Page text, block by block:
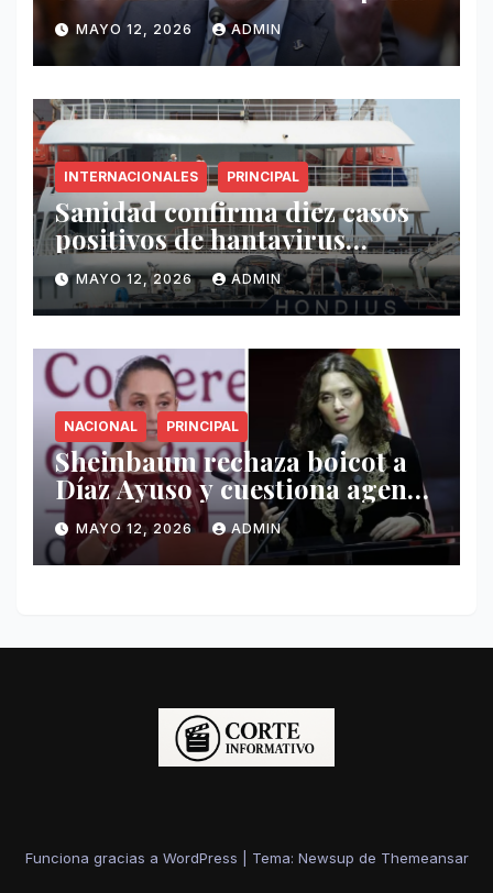
exige mayor operatividad
antidrogas
MAYO 12, 2026 ADMIN
INTERNACIONALES PRINCIPAL
Sanidad confirma diez casos
positivos de hantavirus
vinculados al crucero MV
Hondius
MAYO 12, 2026 ADMIN
NACIONAL PRINCIPAL
Sheinbaum rechaza boicot a
Díaz Ayuso y cuestiona agenda
de funcionaria española
MAYO 12, 2026 ADMIN
Funciona gracias a WordPress Tema: Newsup de Themeansar